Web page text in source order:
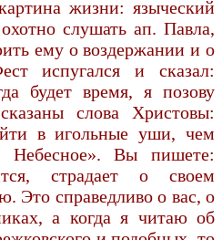
жизни: языческий
слушать ап. Павла,
ему о воздержании и о
испугался и сказал:
будет время, я позову
слова Христовы:
в игольные уши, чем
Небесное». Вы пишете:
страдает о своем
Это справедливо о вас, о
а когда я читаю об